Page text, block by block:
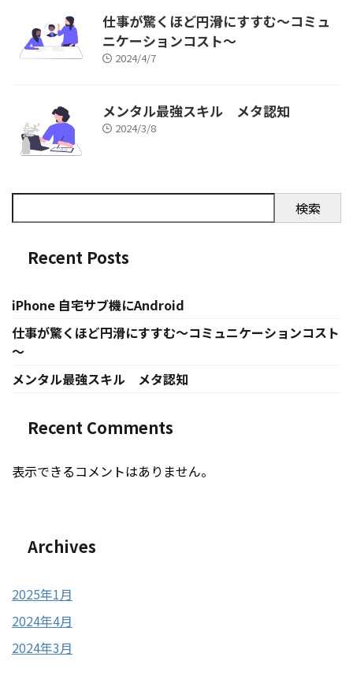
仕事が驚くほど円滑にすすむ～コミュ
ニケーションコスト～
2024/4/7
メンタル最強スキル メタ認知
2024/3/8
検索
Recent Posts
iPhone 自宅サブ機にAndroid
仕事が驚くほど円滑にすすむ～コミュニケーションコスト
～
メンタル最強スキル メタ認知
Recent Comments
表示できるコメントはありません。
Archives
2025年1月
2024年4月
2024年3月